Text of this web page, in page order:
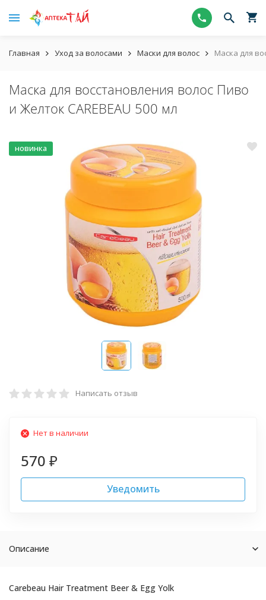
Главная Уход за волосами Маски для волос Маска для
Маска для восстановления волос Пиво
и Желток CAREBEAU 500 мл
новинка
Написать отзыв
Нет в наличии
570 ₽
Уведомить
Описание
Carebeau Hair Treatment Beer & Egg Yolk